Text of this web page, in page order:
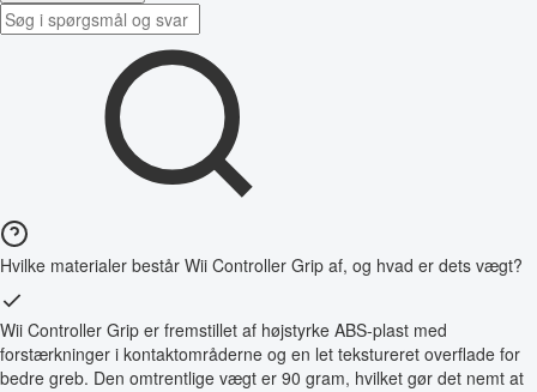
Hvilke materialer består Wii Controller Grip af, og hvad er dets vægt?
Wii Controller Grip er fremstillet af højstyrke ABS-plast med
forstærkninger i kontaktområderne og en let tekstureret overflade for
bedre greb. Den omtrentlige vægt er 90 gram, hvilket gør det nemt at